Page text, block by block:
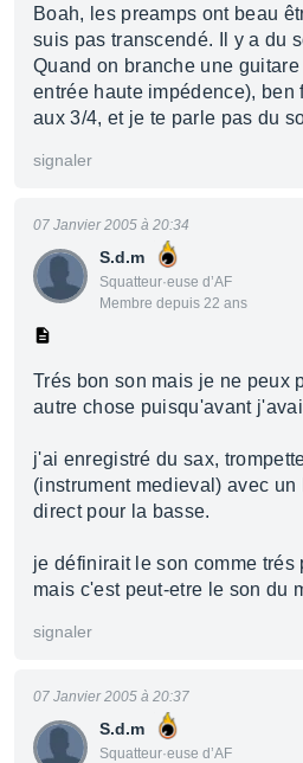
Boah, les preamps ont beau
suis pas transcendé. Il y a du
Quand on branche une
entrée haute impédence), ben
aux 3/4, et je te parle pas du
signaler
S.d.m
Squatteur·euse d’AF
Membre depuis 22 ans
07 Janvier 2005 à 20:34
Trés bon son mais je ne peux
autre chose puisqu'avant
j'ai enregistré du sax,
(instrument medieval) avec
direct pour la basse.
je définirait le son comme trés
mais c'est peut-etre le son du
signaler
S.d.m
Squatteur·euse d’AF
07 Janvier 2005 à 20:37